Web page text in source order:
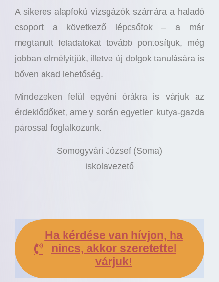
A sikeres alapfokú vizsgázók számára a haladó
csoport a következő lépcsőfok – a már
megtanult feladatokat tovább pontosítjuk, még
jobban elmélyítjük, illetve új dolgok tanulására is
bőven akad lehetőség.
Mindezeken felül egyéni órákra is várjuk az
érdeklődőket, amely során egyetlen kutya-gazda
párossal foglalkozunk.
Somogyvári József (Soma)
iskolavezető
Ha kérdése van hívjon, ha
nincs, akkor szeretettel
várjuk!